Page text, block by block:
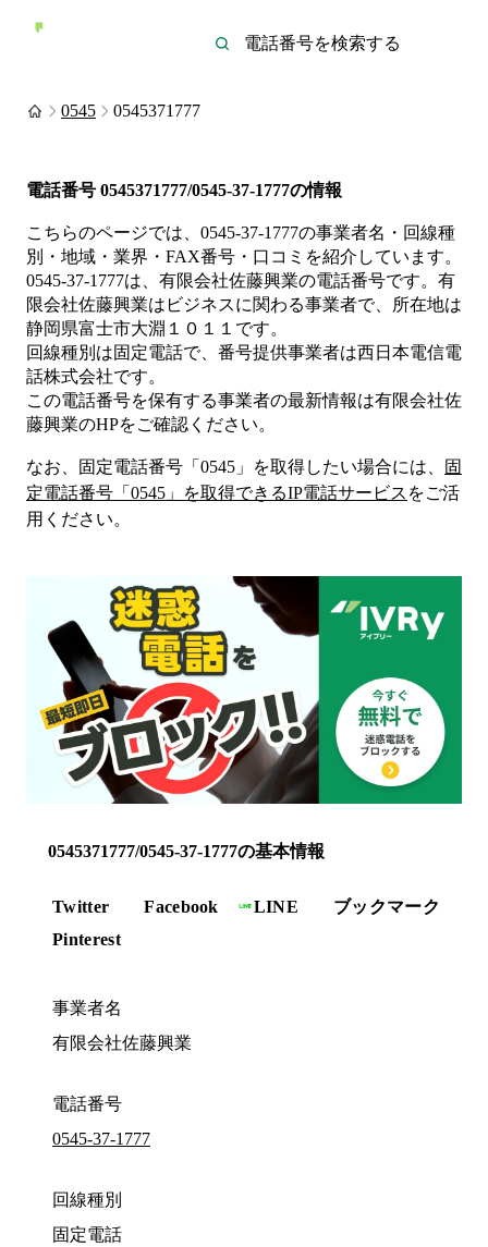
0545 0545371777
電話番号 0545371777/0545-37-1777の情報
こちらのページでは、 0545-37-1777の事業者名・回線種
別・地域・業界・FAX番号・口コミを紹介しています。
0545-37-1777は、 有限会社佐藤興業の電話番号です。 有
限会社佐藤興業は ビジネスに関わる事業者で、所在地は
静岡県富士市大淵１０１１ です。
回線種別は固定電話で、番号提供事業者は西日本電信電
話株式会社です。
この電話番号を保有する事業者の最新情報は有限会社佐
藤興業のHPをご確認ください。
なお、固定電話番号「 0545 」を取得したい場合には、
固
定電話番号「 0545 」を取得できるIP電話サービス をご活
用ください。
0545371777/0545-37-1777の基本情報
Twitter Facebook LINE
ブックマーク
Pinterest
事業者名
有限会社佐藤興業
電話番号
0545-37-1777
回線種別
固定電話